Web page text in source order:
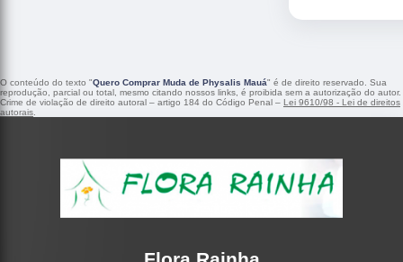
O conteúdo do texto "Quero Comprar Muda de Physalis Mauá" é de direito reservado. Sua
reprodução, parcial ou total, mesmo citando nossos links, é proibida sem a autorização do autor.
Crime de violação de direito autoral – artigo 184 do Código Penal – Lei 9610/98 - Lei de direitos
autorais